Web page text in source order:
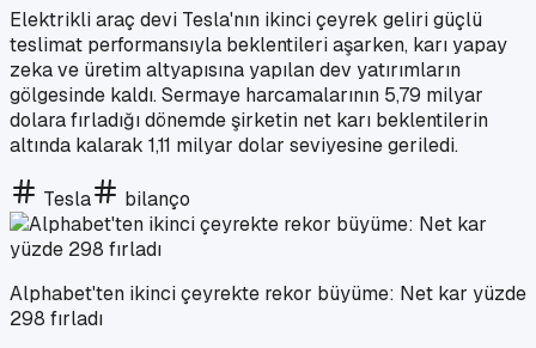
Elektrikli araç devi Tesla'nın ikinci çeyrek geliri güçlü
teslimat performansıyla beklentileri aşarken, karı yapay
zeka ve üretim altyapısına yapılan dev yatırımların
gölgesinde kaldı. Sermaye harcamalarının 5,79 milyar
dolara fırladığı dönemde şirketin net karı beklentilerin
altında kalarak 1,11 milyar dolar seviyesine geriledi.
Tesla bilanço
Alphabet'ten ikinci çeyrekte rekor büyüme: Net kar yüzde
298 fırladı